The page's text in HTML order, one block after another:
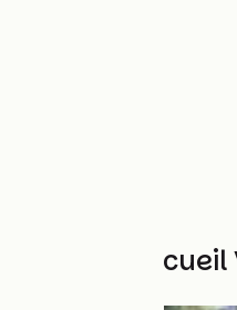
Weitere